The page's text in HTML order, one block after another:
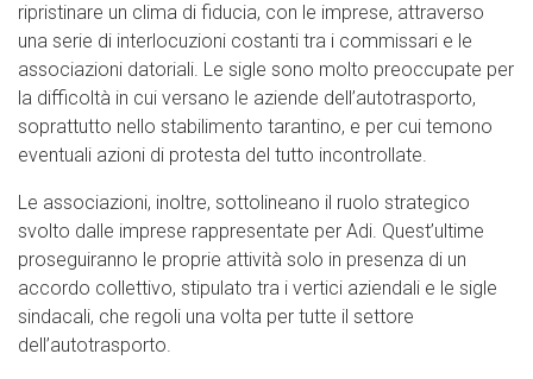
ripristinare un clima di fiducia, con le imprese, attraverso
una serie di interlocuzioni costanti tra i commissari e le
associazioni datoriali. Le sigle sono molto preoccupate per
la difficoltà in cui versano le aziende dell’autotrasporto,
soprattutto nello stabilimento tarantino, e per cui temono
eventuali azioni di protesta del tutto incontrollate.
Le associazioni, inoltre, sottolineano il ruolo strategico
svolto dalle imprese rappresentate per Adi. Quest’ultime
proseguiranno le proprie attività solo in presenza di un
accordo collettivo, stipulato tra i vertici aziendali e le sigle
sindacali, che regoli una volta per tutte il settore
dell’autotrasporto.